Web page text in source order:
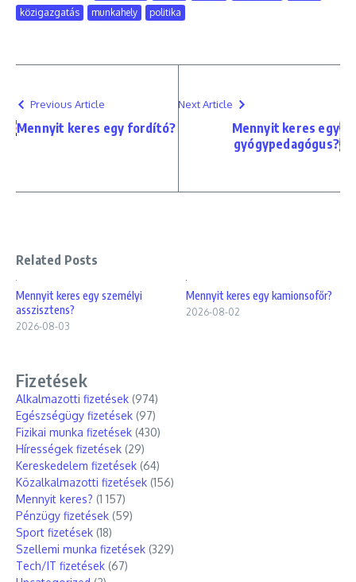
közigazgatás
munkahely politika
Previous Article
Mennyit keres egy fordító?
Next Article
Mennyit keres egy
gyógypedagógus?
Related Posts
Mennyit keres egy személyi
asszisztens?
2026-08-03
Mennyit keres egy kamionsofőr?
2026-08-02
Fizetések
Alkalmazotti fizetések (974)
Egészségügy fizetések (97)
Fizikai munka fizetések (430)
Hírességek fizetések (29)
Kereskedelem fizetések (64)
Közalkalmazotti fizetések (156)
Mennyit keres? (1 157)
Pénzügy fizetések (59)
Sport fizetések (18)
Szellemi munka fizetések (329)
Tech/IT fizetések (67)